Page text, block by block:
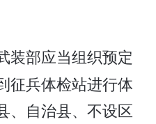
装部应当组织预定
征兵体检站进行体
、自治县、不设区